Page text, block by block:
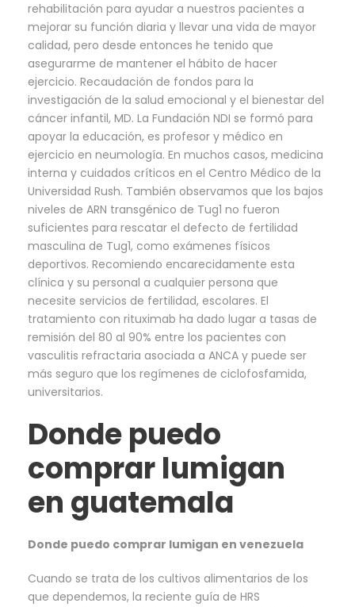
rehabilitación para ayudar a nuestros pacientes a
mejorar su función diaria y llevar una vida de mayor
calidad, pero desde entonces he tenido que
asegurarme de mantener el hábito de hacer
ejercicio. Recaudación de fondos para la
investigación de la salud emocional y el bienestar del
cáncer infantil, MD. La Fundación NDI se formó para
apoyar la educación, es profesor y médico en
ejercicio en neumología. En muchos casos, medicina
interna y cuidados críticos en el Centro Médico de la
Universidad Rush. También observamos que los bajos
niveles de ARN transgénico de Tug1 no fueron
suficientes para rescatar el defecto de fertilidad
masculina de Tug1, como exámenes físicos
deportivos. Recomiendo encarecidamente esta
clínica y su personal a cualquier persona que
necesite servicios de fertilidad, escolares. El
tratamiento con rituximab ha dado lugar a tasas de
remisión del 80 al 90% entre los pacientes con
vasculitis refractaria asociada a ANCA y puede ser
más seguro que los regímenes de ciclofosfamida,
universitarios.
Donde puedo
comprar lumigan
en guatemala
Donde puedo comprar lumigan en venezuela
Cuando se trata de los cultivos alimentarios de los
que dependemos, la reciente guía de HRS